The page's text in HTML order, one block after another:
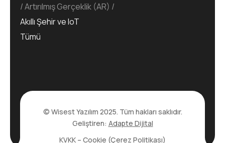
Artırılmış Gerçeklik (AR)
Akıllı Şehir ve IoT
Tümü
© Wisest Yazılım 2025. Tüm hakları saklıdır.
Geliştiren: Adapte Dijital
KVKK – Cookie (Çerez Politikası)